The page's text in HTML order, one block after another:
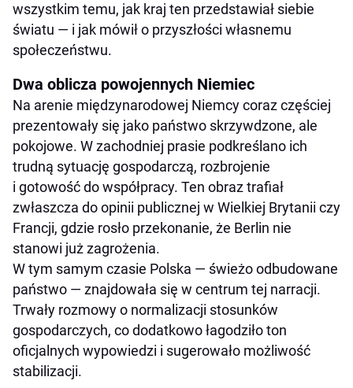
wszystkim temu, jak kraj ten przedstawiał siebie
światu — i jak mówił o przyszłości własnemu
społeczeństwu.
Dwa oblicza powojennych Niemiec
Na arenie międzynarodowej Niemcy coraz częściej
prezentowały się jako państwo skrzywdzone, ale
pokojowe. W zachodniej prasie podkreślano ich
trudną sytuację gospodarczą, rozbrojenie
i gotowość do współpracy. Ten obraz trafiał
zwłaszcza do opinii publicznej w Wielkiej Brytanii czy
Francji, gdzie rosło przekonanie, że Berlin nie
stanowi już zagrożenia.
W tym samym czasie Polska — świeżo odbudowane
państwo — znajdowała się w centrum tej narracji.
Trwały rozmowy o normalizacji stosunków
gospodarczych, co dodatkowo łagodziło ton
oficjalnych wypowiedzi i sugerowało możliwość
stabilizacji.